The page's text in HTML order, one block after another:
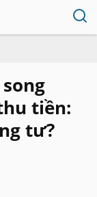
tiền:
tư?